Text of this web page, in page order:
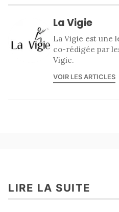
La Vigie
La Vigie est une
co-rédigée par
Vigie.
VOIR LES ARTICLES
LIRE LA SUITE